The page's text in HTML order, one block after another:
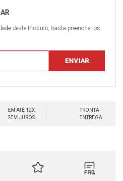
deste Produto, basta preencher os
EM ATÉ 12X
SEM JUROS
PRONTA
ENTREGA